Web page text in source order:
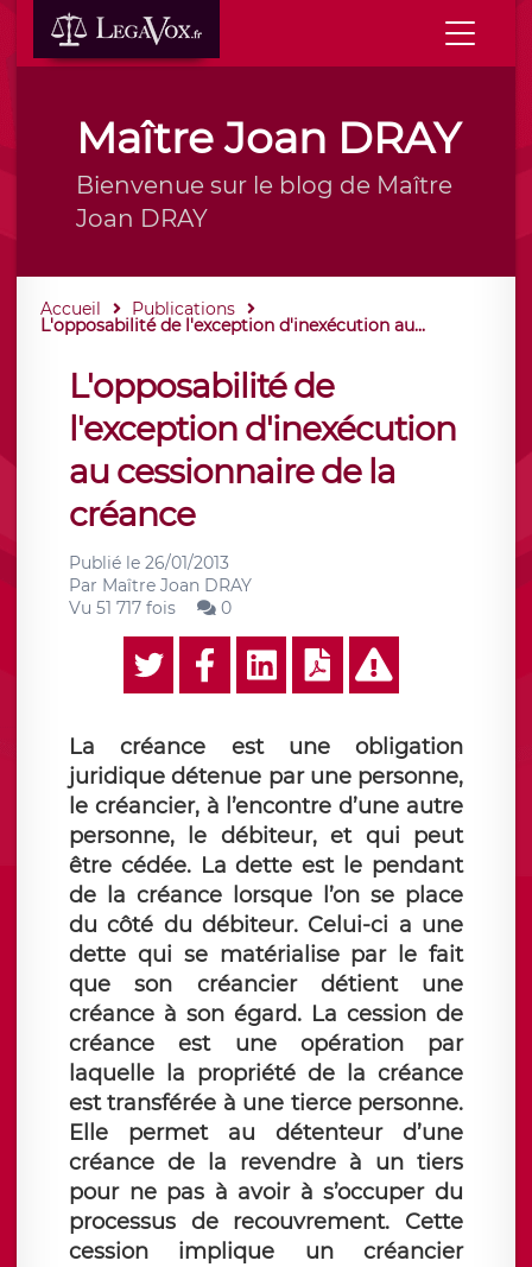
Maître Joan DRAY
Bienvenue sur le blog de Maître
Joan DRAY
Accueil Publications
L'opposabilité de l'exception d'inexécution au...
L'opposabilité de
l'exception d'inexécution
au cessionnaire de la
créance
Publié le 26/01/2013
Par Maître Joan DRAY
Vu 51 717 fois
0
La créance est une obligation
juridique détenue par une personne,
le créancier, à l’encontre d’une autre
personne, le débiteur, et qui peut
être cédée. La dette est le pendant
de la créance lorsque l’on se place
du côté du débiteur. Celui-ci a une
dette qui se matérialise par le fait
que son créancier détient une
créance à son égard. La cession de
créance est une opération par
laquelle la propriété de la créance
est transférée à une tierce personne.
Elle permet au détenteur d’une
créance de la revendre à un tiers
pour ne pas à avoir à s’occuper du
processus de recouvrement. Cette
cession implique un créancier